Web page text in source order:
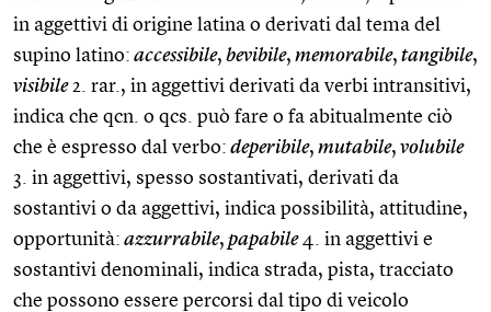
in aggettivi di origine latina o derivati dal tema del
supino latino: accessibile, bevibile, memorabile, tangibile,
visibile2. rar., in aggettivi derivati da verbi intransitivi,
indica che qcn. o qcs. può fare o fa abitualmente ciò
che è espresso dal verbo: deperibile, mutabile, volubile
3. in aggettivi, spesso sostantivati, derivati da
sostantivi o da aggettivi, indica possibilità, attitudine,
opportunità: azzurrabile, papabile4. in aggettivi e
sostantivi denominali, indica strada, pista, tracciato
che possono essere percorsi dal tipo di veicolo